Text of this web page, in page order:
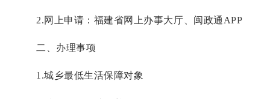
2.网上申请：福建省网上办事大厅、闽政通APP
二、办理事项
1.城乡最低生活保障对象